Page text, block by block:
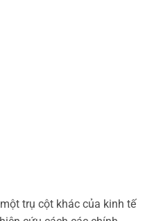
trụ cột khác của kinh tế